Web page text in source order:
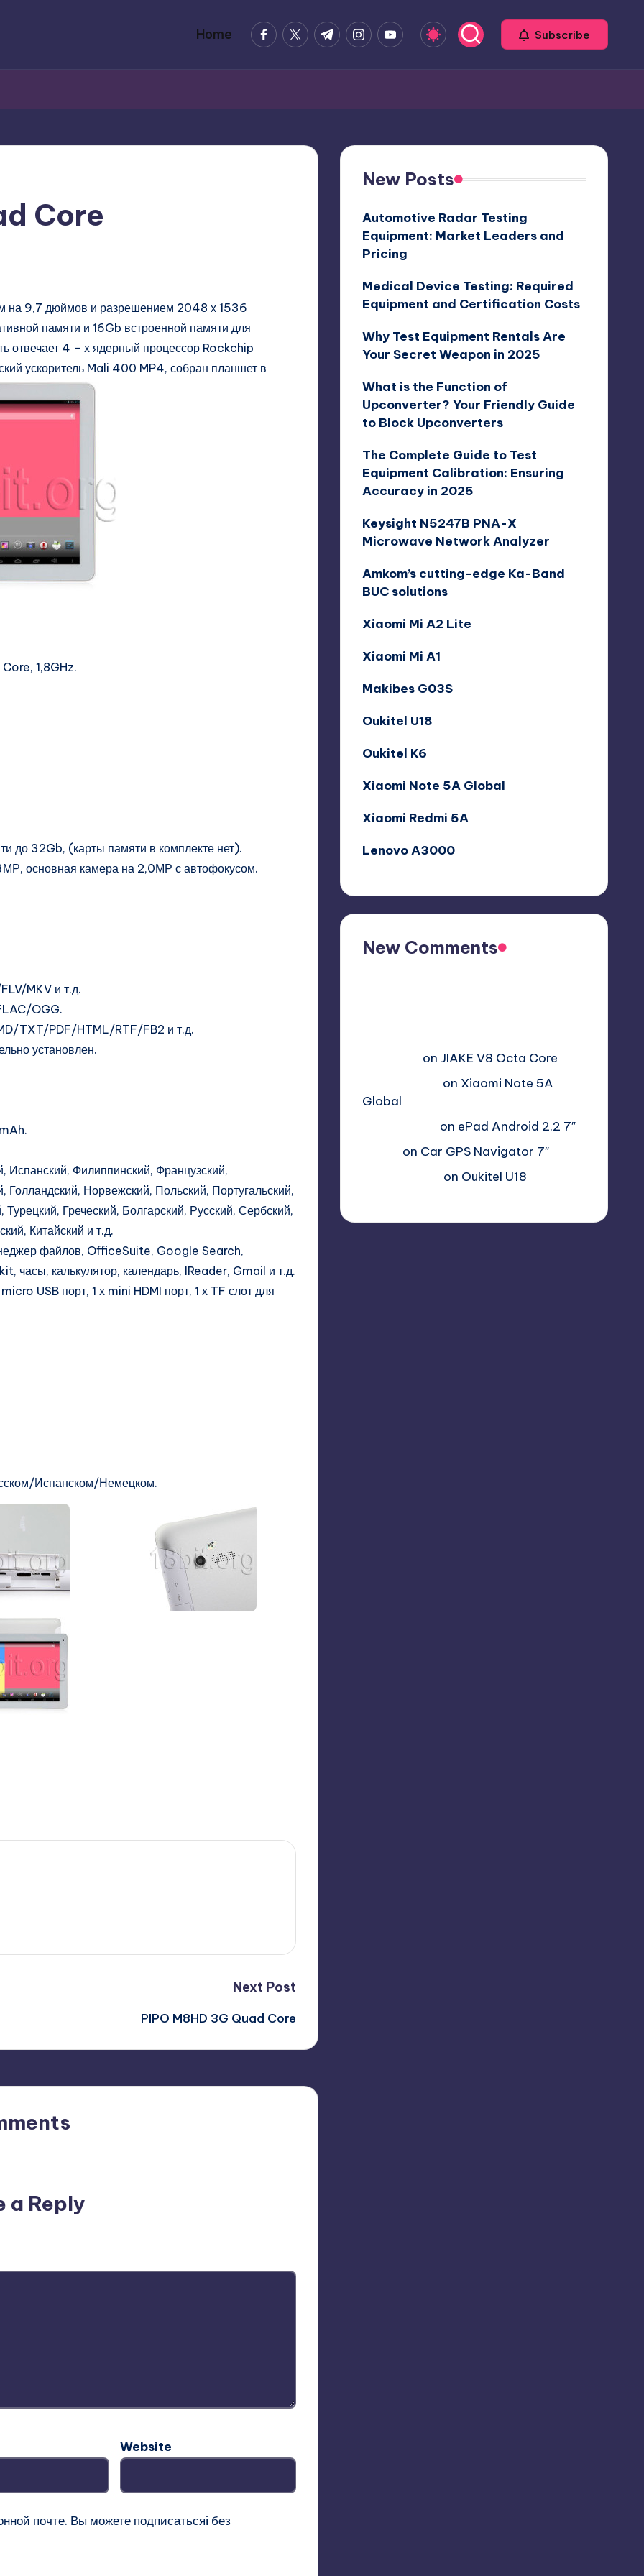
Home facebook.com
twitter.com
t.me instagram.com
youtube.com Subscribe
Core
на 9,7 дюймов и разрешением 2048 х 1536
памяти и 16Gb встроенной памяти для
отвечает 4 – х ядерный процессор Rockchip
ускоритель Mali 400 MP4, собран планшет в
1,8GHz.
до 32Gb, (карты памяти в комплекте нет).
основная камера на 2,0МР с автофокусом.
MKV и т.д.
OGG.
TXT/PDF/HTML/RTF/FB2 и т.д.
установлен.
Испанский, Филиппинский, Французский,
Голландский, Норвежский, Польский, Португальский,
Греческий, Болгарский, Русский, Сербский,
Китайский и т.д.
файлов, OfficeSuite, Google Search,
часы, калькулятор, календарь, IReader, Gmail и т.д.
USB порт, 1 х mini HDMI порт, 1 х TF слот для
Испанском/Немецком.
Next Post
PIPO M8HD 3G Quad Core
a Reply
Website
почте. Вы можете подписатьсяi без
New Posts
Automotive Radar Testing
Equipment: Market Leaders and
Pricing
Medical Device Testing: Required
Equipment and Certification Costs
Why Test Equipment Rentals Are
Your Secret Weapon in 2025
What is the Function of
Upconverter? Your Friendly Guide
to Block Upconverters
The Complete Guide to Test
Equipment Calibration: Ensuring
Accuracy in 2025
Keysight N5247B PNA-X
Microwave Network Analyzer
Amkom’s cutting-edge Ka-Band
BUC solutions
Xiaomi Mi A2 Lite
Xiaomi Mi A1
Makibes G03S
Oukitel U18
Oukitel K6
Xiaomi Note 5A Global
Xiaomi Redmi 5A
Lenovo A3000
New Comments
on JIAKE V8 Octa Core
on Xiaomi Note 5A
Global
on ePad Android 2.2 7″
on Car GPS Navigator 7″
on Oukitel U18